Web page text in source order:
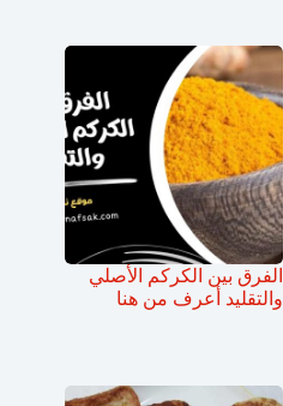
الفرق بين الكركم الأصلي
والتقليد أعرف من هنا